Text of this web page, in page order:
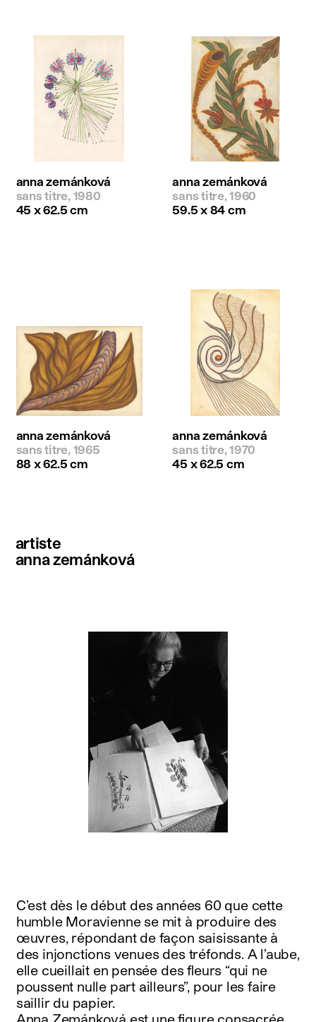
anna zemánková
sans titre, 1980
45 x 62.5 cm
anna zemánková
sans titre, 1960
59.5 x 84 cm
anna zemánková
sans titre, 1965
88 x 62.5 cm
anna zemánková
sans titre, 1970
45 x 62.5 cm
artiste
anna zemánková
C’est dès le début des années 60 que cette
humble Moravienne se mit à produire des
œuvres, répondant de façon saisissante à
des injonctions venues des tréfonds. A l’aube,
elle cueillait en pensée des fleurs “qui ne
poussent nulle part ailleurs”, pour les faire
saillir du papier.